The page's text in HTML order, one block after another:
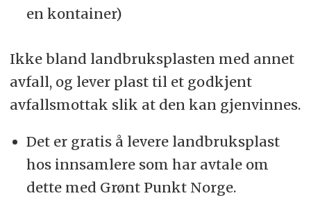
en kontainer)
Ikke bland landbruksplasten med annet
avfall, og lever plast til et godkjent
avfallsmottak slik at den kan gjenvinnes.
Det er gratis å levere landbruksplast
hos innsamlere som har avtale om
dette med Grønt Punkt Norge.